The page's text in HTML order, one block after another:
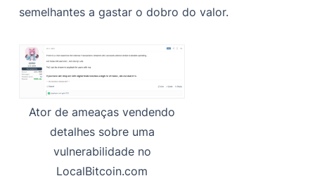
semelhantes a gastar o dobro do valor.
Ator de ameaças vendendo
detalhes sobre uma
vulnerabilidade no
LocalBitcoin.com